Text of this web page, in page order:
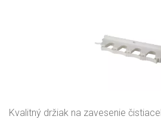
Kvalitný držiak na zavesenie